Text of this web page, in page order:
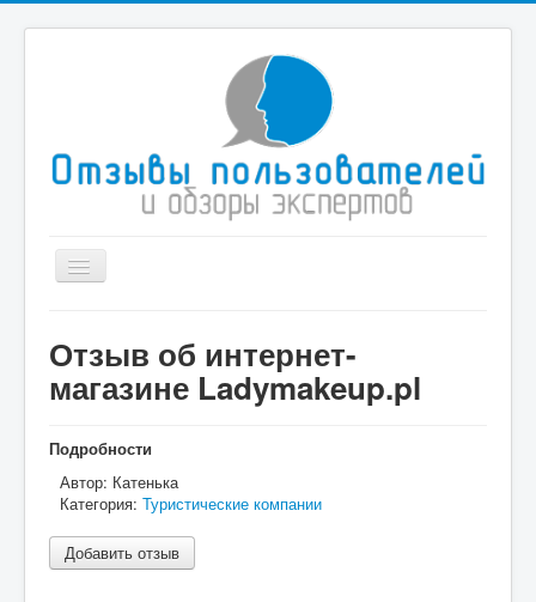
Toggle
Navigation
Иммиграционные услуги
Туристические компании
Здоровье и медицина
Спорт
Разное
Отзыв об интернет-
магазине Ladymakeup.pl
Подробности
Автор: Катенька
Категория: Туристические компании
Добавить отзыв